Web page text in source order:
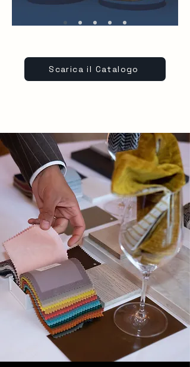
Scarica il Catalogo